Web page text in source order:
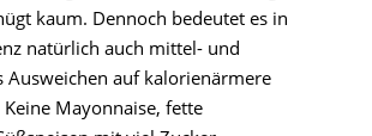
kaum. Dennoch bedeutet es in
natürlich auch mittel- und
Ausweichen auf kalorienärmere
Mayonnaise, fette